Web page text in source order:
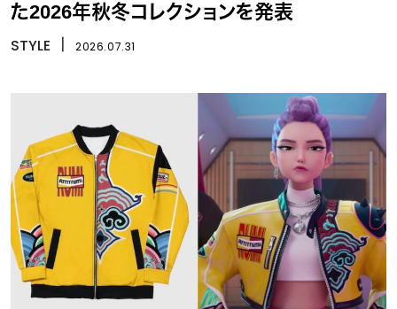
た2026年秋冬コレクションを発表
STYLE 2026.07.31